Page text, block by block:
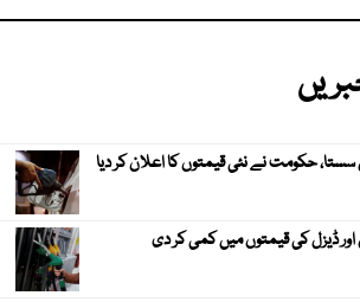
سستا، حکومت نے نئی قیمتوں کا اعلان کر دیا
ڈیزل کی قیمتوں میں کمی کر دی